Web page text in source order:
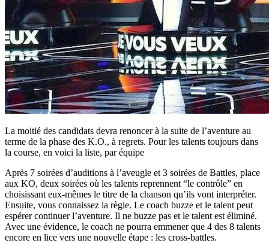
La moitié des candidats devra renoncer à la suite de l’aventure au
terme de la phase des K.O., à regrets. Pour les talents toujours dans
la course, en voici la liste, par équipe
Après 7 soirées d’auditions à l’aveugle et 3 soirées de Battles, place
aux KO, deux soirées où les talents reprennent “le contrôle” en
choisissant eux-mêmes le titre de la chanson qu’ils vont interpréter.
Ensuite, vous connaissez la règle. Le coach buzze et le talent peut
espérer continuer l’aventure. Il ne buzze pas et le talent est éliminé.
Avec une évidence, le coach ne pourra emmener que 4 des 8 talents
encore en lice vers une nouvelle étape : les cross-battles.